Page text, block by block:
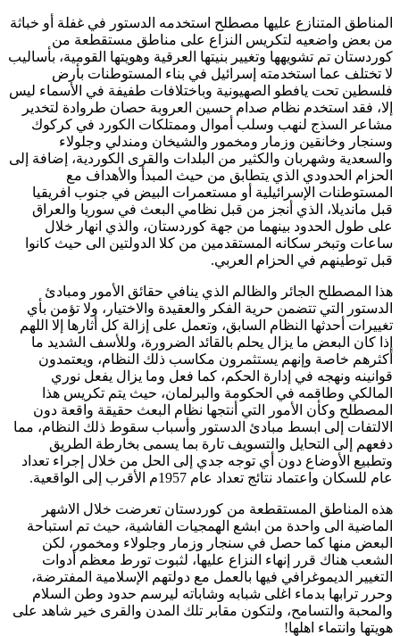
المناطق المتنازع عليها مصطلح استخدمه الدستور في غفلة أو خباثة
من بعض واضعيه لتكريس النزاع على مناطق مستقطعة من
كوردستان تم تشويهها وتغيير بنيتها العرقية وهويتها القومية، بأساليب
لا تختلف عما استخدمته إسرائيل في بناء المستوطنات بأرض
فلسطين تحت يافطو الصهيونية وباختلافات طفيفة في الأسماء ليس
إلا، فقد استخدم نظام صدام حسين العروبة حصان طروادة لتخدير
مشاعر السذج لنهب وسلب أموال وممتلكات الكورد في كركوك
وسنجار وخانقين وزمار ومخمور والشيخان ومندلي وجلولاء
والسعدية وشهربان والكثير من البلدات والقرى الكوردية، إضافة إلى
الحزام الحدودي الذي يتطابق من حيث المبدأ والأهداف مع
المستوطنات الإسرائيلية أو مستعمرات البيض في جنوب افريقيا
قبل مانديلا، الذي أنجز من قبل نظامي البعث في سوريا والعراق
على طول الحدود بينهما من جهة كوردستان، والذي انهار خلال
ساعات وتبخر سكانه المستقدمين من كلا الدولتين الى حيث كانوا
قبل توطينهم في الحزام العربي.
هذا المصطلح الجائر والظالم الذي ينافي حقائق الأمور ومبادئ
الدستور التي تتضمن حرية الفكر والعقيدة والاختيار، ولا تؤمن بأي
تغييرات أحدثها النظام السابق، وتعمل على إزالة كل أثارها إلا اللهم
إذا كان البعض ما يزال يحلم بالقائد الضرورة، وللأسف الشديد ما
أكثرهم خاصة وإنهم يستثمرون مكاسب ذلك النظام، ويعتمدون
قوانينه ونهجه في إدارة الحكم، كما فعل وما يزال يفعل نوري
المالكي وطاقمه في الحكومة والبرلمان، حيث يتم تكريس هذا
المصطلح وكأن الأمور التي أنتجها نظام البعث حقيقة واقعة دون
الالتفات إلى ابسط مبادئ الدستور وأسباب سقوط ذلك النظام، مما
دفعهم إلى التحايل والتسويف تارة بما يسمى بخارطة الطريق
وتطبيع الأوضاع دون أي توجه جدي إلى الحل من خلال إجراء تعداد
عام للسكان واعتماد نتائج تعداد عام 1957م الأقرب إلى الواقعية.
هذه المناطق المستقطعة من كوردستان تعرضت خلال الاشهر
الماضية الى واحدة من ابشع الهمجيات الفاشية، حيث تم استباحة
البعض منها كما حصل في سنجار وزمار وجلولاء ومخمور، لكن
الشعب هناك قرر إنهاء النزاع عليها، لثبوت تورط معظم أدوات
التغيير الديموغرافي فيها بالعمل مع دولتهم الإسلامية المفترضة،
وحرر ترابها بدماء اغلى شبابه وشاباته ليرسم حدود وطن السلام
والمحبة والتسامح، ولتكون مقابر تلك المدن والقرى خير شاهد على
هويتها وانتماء اهلها!